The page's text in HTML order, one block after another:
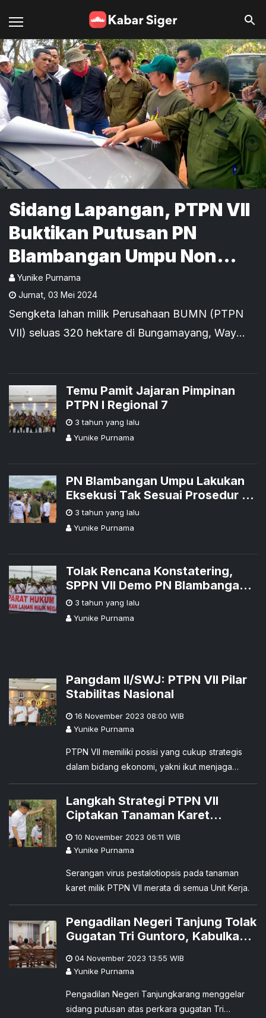
Sidang Lapangan, PTPN VII
Buktikan Putusan PN
Blambangan Umpu Non
Executable
Yunike Purnama
Jumat 03 Mei 2024
Sengketa lahan milik Perusahaan BUMN (PTPN
VII) seluas 320 hektare di Bungamayang, Way
Madu Mandiri (BMM) masih belum usai.
Temu Pamit Jajaran Pimpinan
PTPN I Regional 7
3 tahun yang lalu
Yunike Purnama
PN Blambangan Umpu Lakukan
Eksekusi Tak Sesuai Prosedur di
Lahan PTPN VII
3 tahun yang lalu
Yunike Purnama
Tolak Rencana Konstatering,
SPPN VII Demo PN Blambangan
Umpu
3 tahun yang lalu
Yunike Purnama
Pangdam II/SWJ: PTPN VII Pilar
Stabilitas Nasional
16 November 2023 08:00 WIB
Yunike Purnama
PTPN VII memiliki posisi yang cukup strategis
dalam bidang ekonomi, yakni ikut menjaga
stabilitas harga pangan.
Langkah Strategi PTPN VII
Ciptakan Tanaman Karet
Pestalo
10 November 2023 06:11 WIB
Yunike Purnama
Serangan virus pestalotiopsis pada tanaman
karet milik PTPN VII merata di semua Unit Kerja.
Pengadilan Negeri Tanjung Tolak
Gugatan Tri Guntoro, Kabulkan
04 November 2023 13:55 WIB
Yunike Purnama
Pengadilan Negeri Tanjungkarang menggelar
sidang putusan atas perkara gugatan Tri